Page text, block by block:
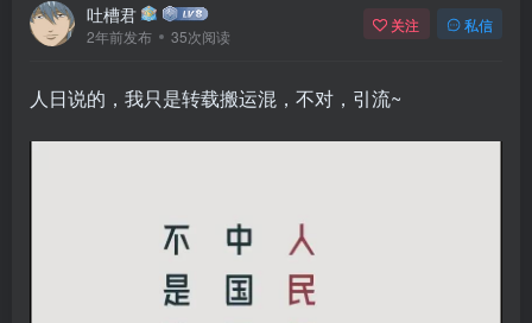
吐槽君
2年前发布 35次阅读
关注 私信
人日说的，我只是转载搬运混，不对，引流~